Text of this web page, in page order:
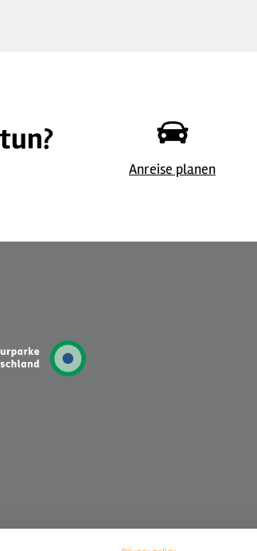
Gladbach
Anreise planen